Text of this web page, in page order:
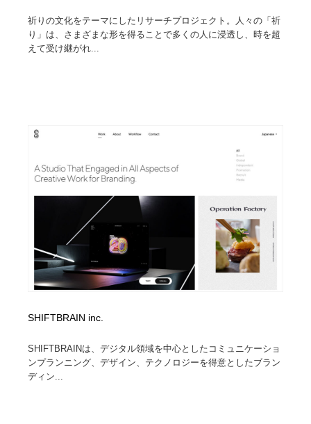
祈りの文化をテーマにしたリサーチプロジェクト。人々の「祈
り」は、さまざまな形を得ることで多くの人に浸透し、時を超
えて受け継がれ...
SHIFTBRAIN inc.
SHIFTBRAINは、デジタル領域を中心としたコミュニケーショ
ンプランニング、デザイン、テクノロジーを得意としたブラン
ディン...